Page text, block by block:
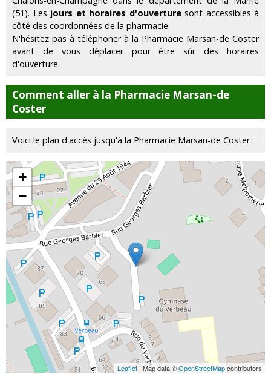
(51). Les jours et horaires d'ouverturesont accessibles à
côté des coordonnées de la pharmacie.
N'hésitez pas à téléphoner à la Pharmacie Marsan-de Coster
avant de vous déplacer pour être sûr des horaires
d'ouverture.
Comment aller à la Pharmacie Marsan-de
Coster
Voici le plan d'accès jusqu'à la Pharmacie Marsan-de Coster :
+
−
Leaflet | Map data ©OpenStreetMapcontributors